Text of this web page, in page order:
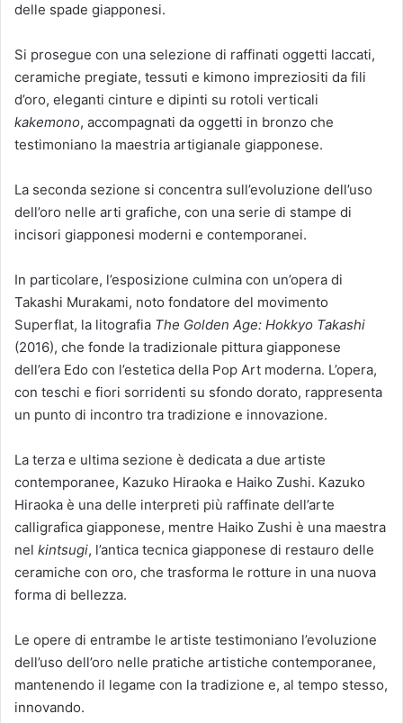
delle spade giapponesi.
Si prosegue con una selezione di raffinati oggetti laccati,
ceramiche pregiate, tessuti e kimono impreziositi da fili
d’oro, eleganti cinture e dipinti su rotoli verticali
kakemono, accompagnati da oggetti in bronzo che
testimoniano la maestria artigianale giapponese.
La seconda sezione si concentra sull’evoluzione dell’uso
dell’oro nelle arti grafiche, con una serie di stampe di
incisori giapponesi moderni e contemporanei.
In particolare, l’esposizione culmina con un’opera di
Takashi Murakami, noto fondatore del movimento
Superflat, la litografia The Golden Age: Hokkyo Takashi
(2016), che fonde la tradizionale pittura giapponese
dell’era Edo con l’estetica della Pop Art moderna. L’opera,
con teschi e fiori sorridenti su sfondo dorato, rappresenta
un punto di incontro tra tradizione e innovazione.
La terza e ultima sezione è dedicata a due artiste
contemporanee, Kazuko Hiraoka e Haiko Zushi. Kazuko
Hiraoka è una delle interpreti più raffinate dell’arte
calligrafica giapponese, mentre Haiko Zushi è una maestra
nel kintsugi, l’antica tecnica giapponese di restauro delle
ceramiche con oro, che trasforma le rotture in una nuova
forma di bellezza.
Le opere di entrambe le artiste testimoniano l’evoluzione
dell’uso dell’oro nelle pratiche artistiche contemporanee,
mantenendo il legame con la tradizione e, al tempo stesso,
innovando.